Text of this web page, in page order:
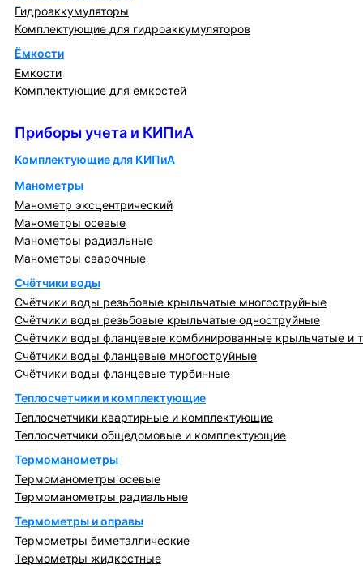
Гидроаккумуляторы
Комплектующие для гидроаккумуляторов
Ёмкости
Емкости
Комплектующие для емкостей
Приборы учета и КИПиА
Комплектующие для КИПиА
Манометры
Манометр эксцентрический
Манометры осевые
Манометры радиальные
Манометры сварочные
Счётчики воды
Счётчики воды резьбовые крыльчатые многоструйные
Счётчики воды резьбовые крыльчатые одноструйные
Счётчики воды фланцевые комбинированные крыльчатые и
Счётчики воды фланцевые многоструйные
Счётчики воды фланцевые турбинные
Теплосчетчики и комплектующие
Теплосчетчики квартирные и комплектующие
Теплосчетчики общедомовые и комплектующие
Термоманометры
Термоманометры осевые
Термоманометры радиальные
Термометры и оправы
Термометры биметаллические
Термометры жидкостные